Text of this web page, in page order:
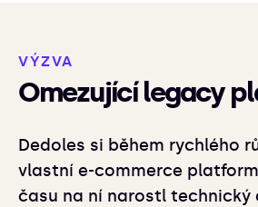
VÝZVA
Omezující legacy
Dedoles si během rychlého
vlastní e-commerce
času na ní narostl technický